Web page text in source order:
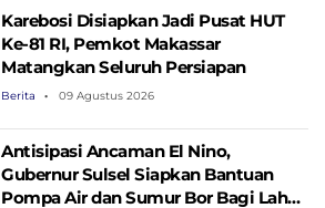
Karebosi Disiapkan Jadi Pusat HUT
Ke-81 RI, Pemkot Makassar
Matangkan Seluruh Persiapan
Berita 09 Agustus 2026
Antisipasi Ancaman El Nino,
Gubernur Sulsel Siapkan Bantuan
Pompa Air dan Sumur Bor Bagi Lahan